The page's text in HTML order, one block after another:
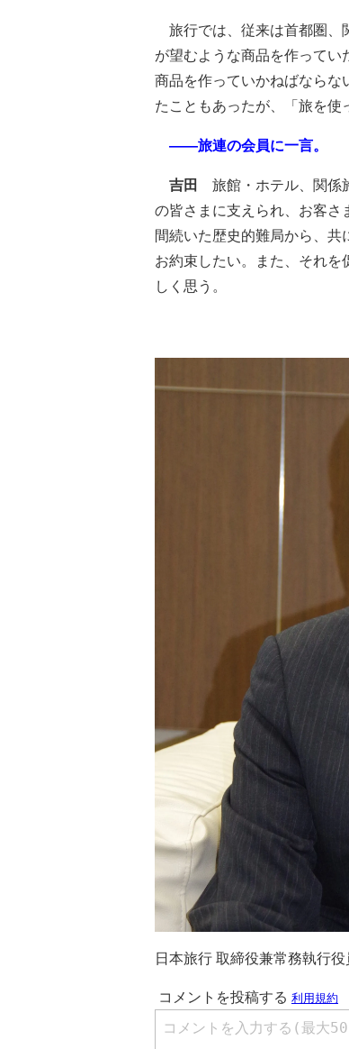
旅行では、従来は首都圏、
が望むような商品を作ってい
商品を作っていかねばならな
たこともあったが、「旅を使
――旅連の会員に一言。
吉田 旅館・ホテル、関係
の皆さまに支えられ、お客さ
間続いた歴史的難局から、
お約束したい。また、それ
しく思う。
日本旅行 取締役兼常務執行